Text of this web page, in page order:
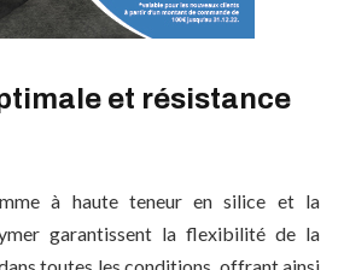
et résistance
à haute teneur en silice et la
garantissent la flexibilité de la
toutes les conditions, offrant ainsi